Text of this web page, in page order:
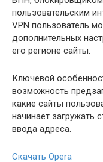
пользовательским
VPN пользователь
дополнительных
его регионе сайты.
Ключевой
возможность
какие сайты
начинает загружать
ввода адреса.
Скачать Opera